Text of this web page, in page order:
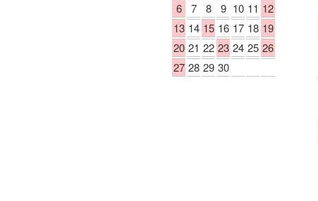
6
7 8 9 10 11 12
13 14 15 16 17 18 19
20 21 22 23 24 25 26
27 28 29 30